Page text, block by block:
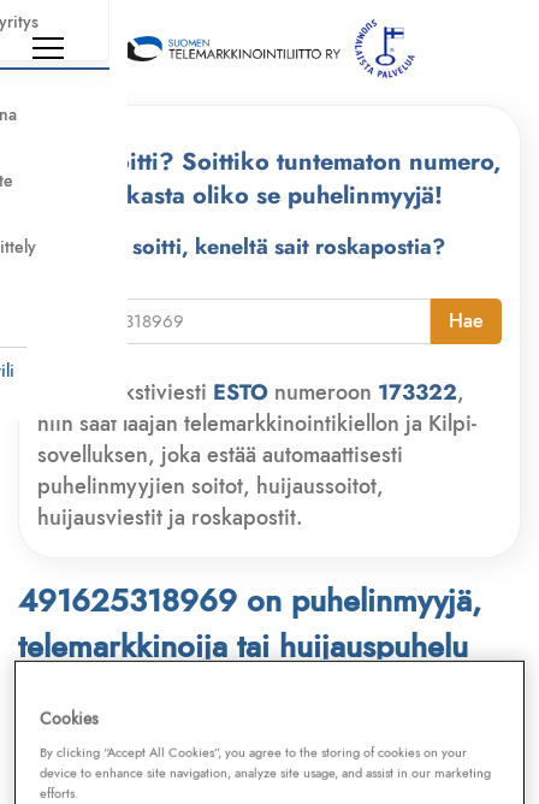
Kuka soitti? Soittiko tuntematon numero,
tarkasta oliko se puhelinmyyjä!
Kuka soitti, keneltä sait roskapostia?
Hae
Lähetä tekstiviesti ESTO numeroon 173322,
niin saat laajan telemarkkinointikiellon ja Kilpi-
sovelluksen, joka estää automaattisesti
puhelinmyyjien soitot, huijaussoitot,
huijausviestit ja roskapostit.
491625318969 on puhelinmyyjä,
telemarkkinoija tai huijauspuhelu
Puhelinnumero
Telemarkkinointiliiton jaKilpi-sovelluksen
tietokannasta, joka kattaa satoja tuhansia
Cookies
By clicking “Accept All Cookies”, you agree to the storing of cookies on your
device to enhance site navigation, analyze site usage, and assist in our marketing
efforts.